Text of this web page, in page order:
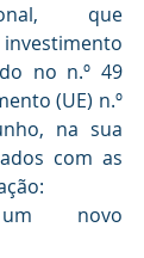
que
no n.º 49
(UE) n.º
na sua
com as
novo